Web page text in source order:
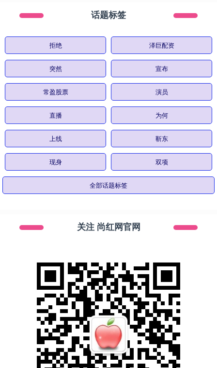
话题标签
拒绝 泽巨配资
突然 宣布
常盈股票 演员
直播 为何
上线 靳东
现身 双项
全部话题标签
关注 尚红网官网